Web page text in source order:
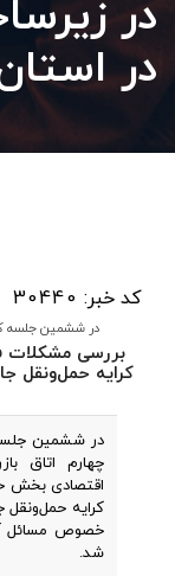
در
کد خبر: 30440
در ششمین جلسه
بررسی مشکلات
کرایه حمل‌‌ونقل
در ششمین
چهارم اتاق
کرایه حمل‌ونقل
خصوص مسائل
شد.